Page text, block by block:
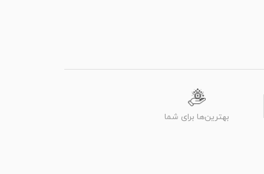
بهترین‌ها برای شما